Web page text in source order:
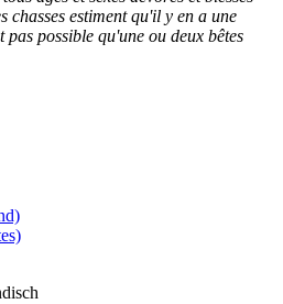
chasses estiment qu'il y en a une
possible qu'une ou deux bêtes